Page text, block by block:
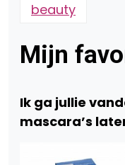
beauty
Mijn
Ik ga jullie
mascara’s